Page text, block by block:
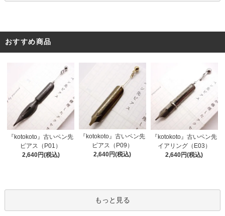
おすすめ商品
『kotokoto』古いペン先
ピアス（P01）
2,640円(税込)
『kotokoto』古いペン先
ピアス（P09）
2,640円(税込)
『kotokoto』古いペン先
イアリング（E03）
2,640円(税込)
もっと見る